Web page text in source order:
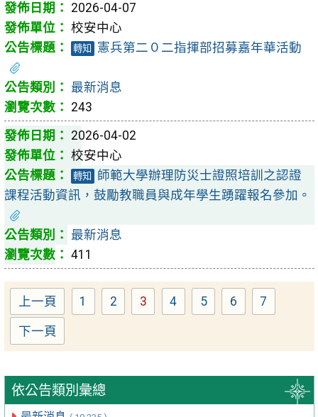
依公告類別彙總
2026-04-07
校安中心
轉知 憲兵第二０二指揮部招募嘉年華活動
最新消息
243
2026-04-02
校安中心
轉知
師範大學辦理防災士證照培訓之認證
課程活動資訊，鼓勵教職員與成年學生踴躍報名參加。
最新消息
411
上一頁 Page
1 Page
2 Page
3 Page
4 Page
5 Page
6 7
下一頁